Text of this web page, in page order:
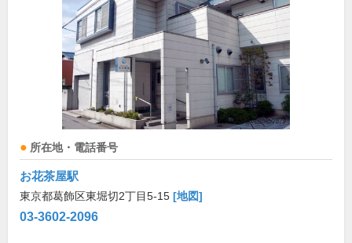
所在地・電話番号
お花茶屋駅
東京都葛飾区東堀切2丁目5-15 [地図]
03-3602-2096